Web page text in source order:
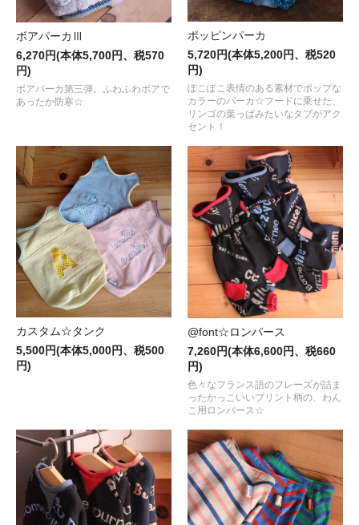
ボアパーカⅢ
6,270円(本体5,700円、税570
円)
ボアパーカ第三弾。ふわふわボアで
あったか防寒☆
ポッピンパーカ
5,720円(本体5,200円、税520
円)
ぽこぽこ表情のある素材でポップな
カラーのパーカ☆フードに乗せた、
リンゴの葉っぱみたいなタブがアク
セント！
カスタム☆タンク
5,500円(本体5,000円、税500
円)
@font☆ロンパース
7,260円(本体6,600円、税660
円)
色々なフランス語のフレーズが詰ま
ったかっこいいプリント柄の、わん
こ用ロンパース☆